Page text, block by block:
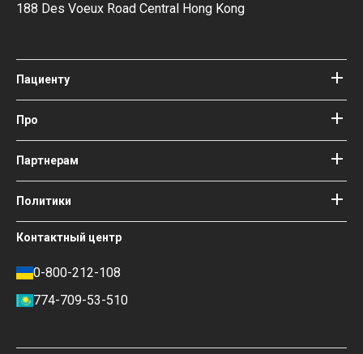
188 Des Voeux Road Central Hong Kong
Пациенту
Клиники
Врачи
Блог
Гайды
Ваши гарантии
Про
Про Bookimed
Как это работает
Наши врачи и авторы
Медицинские консультанты
Bookimed
Общественное влияние и
Карьера
Контакты
Партнерам
Добавить клинику
Войти как партнер
Политики
Условия использования
Политика конфиденциальности
Политика отзывов
Условия оплаты и внесения
Политика ранжирования клиник
Контактный центр
0-800-212-108
774-709-53-510